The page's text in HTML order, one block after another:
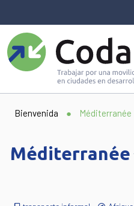
Bienvenida ● Méditerranée
Méditerranée